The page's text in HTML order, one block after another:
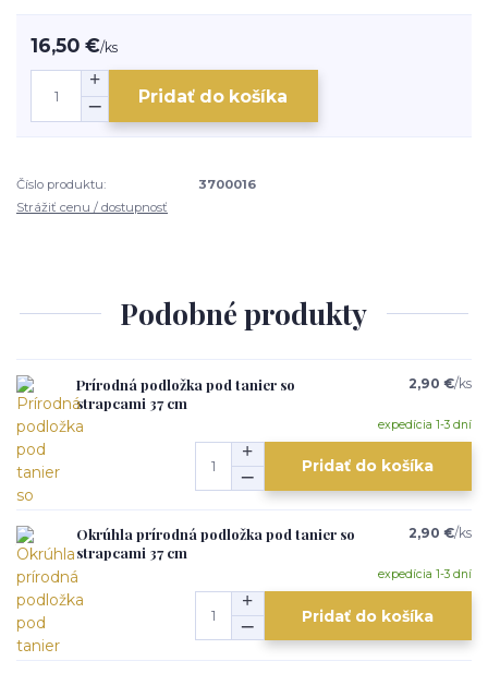
16,50 €/ks
Pridať do košíka
Číslo produktu:
3700016
Strážiť cenu / dostupnosť
Podobné produkty
Prírodná podložka pod tanier so
strapcami 37 cm
2,90 €/ks
expedícia 1-3 dní
Pridať do košíka
Okrúhla prírodná podložka pod tanier so
strapcami 37 cm
2,90 €/ks
expedícia 1-3 dní
Pridať do košíka